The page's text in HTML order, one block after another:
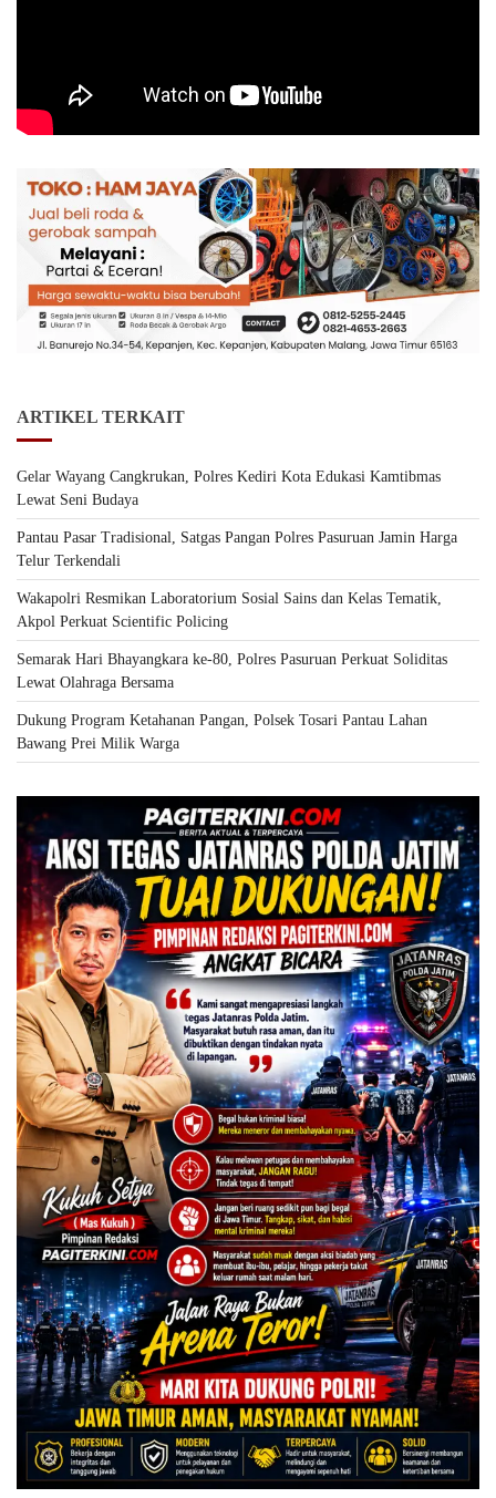
ARTIKEL TERKAIT
Gelar Wayang Cangkrukan, Polres Kediri Kota Edukasi Kamtibmas
Lewat Seni Budaya
Pantau Pasar Tradisional, Satgas Pangan Polres Pasuruan Jamin Harga
Telur Terkendali
Wakapolri Resmikan Laboratorium Sosial Sains dan Kelas Tematik,
Akpol Perkuat Scientific Policing
Semarak Hari Bhayangkara ke-80, Polres Pasuruan Perkuat Soliditas
Lewat Olahraga Bersama
Dukung Program Ketahanan Pangan, Polsek Tosari Pantau Lahan
Bawang Prei Milik Warga